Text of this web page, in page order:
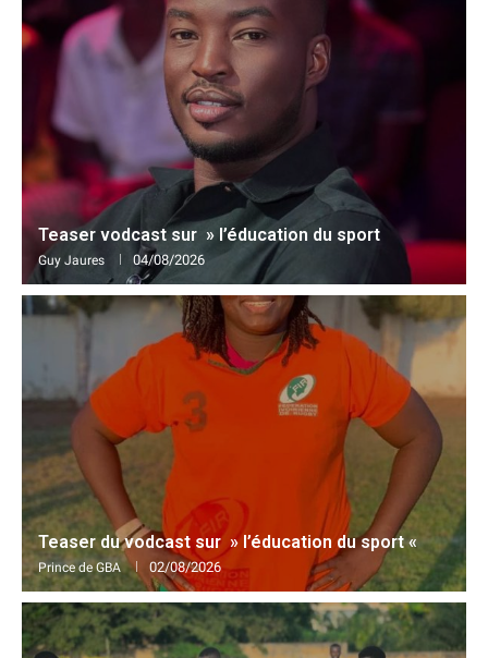
Teaser vodcast sur » l’éducation du sport
Guy Jaures 04/08/2026
Teaser du vodcast sur » l’éducation du sport «
Prince de GBA 02/08/2026